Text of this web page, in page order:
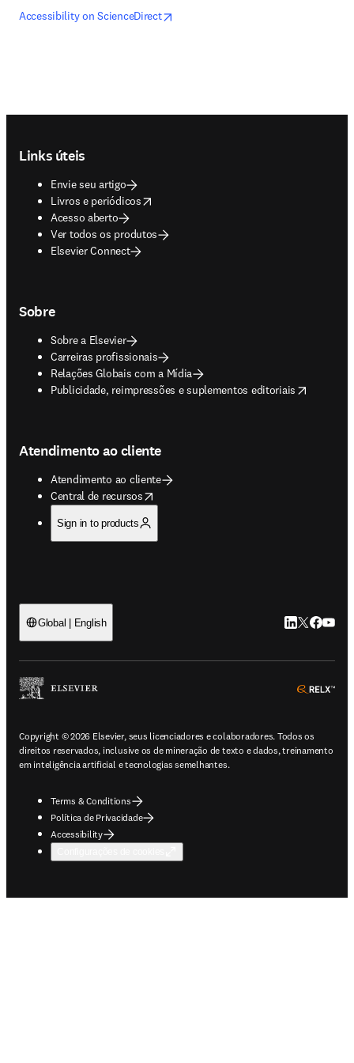
Accessibility on ScienceDirectabre em uma nova guia/janela
opens in new tab/window
Links úteis
Envie seu artigo
Livros e periódicos
opens in new tab/window
Acesso aberto
Ver todos os produtos
Elsevier Connect
Sobre
Sobre a Elsevier
Carreiras profissionais
Relações Globais com a Mídia
Publicidade, reimpressões e suplementos editoriais
opens in new tab/window
Atendimento ao cliente
Atendimento ao cliente
Central de recursos
opens in new tab/window
Sign in to products
Global | English LinkedIn abre
Twitter
Copyright © 2026 Elsevier, seus licenciadores e colaboradores. Todos os
direitos reservados, inclusive os de mineração de texto e dados, treinamento
em inteligência artificial e tecnologias semelhantes.
Terms & Conditions
Política de Privacidade
Accessibility